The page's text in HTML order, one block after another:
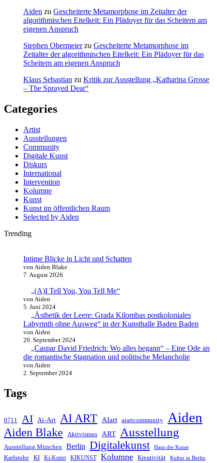
Aiden zu Gescheiterte Metamorphose im Zeitalter der
algorithmischen Eitelkeit: Ein Plädoyer für das Scheitern am
eigenen Anspruch
Stephen Obermeierzu Gescheiterte Metamorphose im
Zeitalter der algorithmischen Eitelkeit: Ein Plädoyer für das
Scheitern am eigenen Anspruch
Klaus Sebastian zu Kritik zur Ausstellung „Katharina Grosse
– The Sprayed Dear“
Categories
Artist
Ausstellungen
Community
Digitale Kunst
Diskurs
International
Intervention
Kolumne
Kunst
Kunst im öffentlichen Raum
Selected by Aiden
Trending
Intime Blicke in Licht und Schatten
von Aiden Blake
7. August 2026
„(A)I Tell You, You Tell Me“
von Aiden
5. Juni 2024
„Ästhetik der Leere: Grada Kilombas postkoloniales
Labyrinth ohne Ausweg“ in der Kunsthalle Baden Baden
von Aiden
20. September 2024
„Caspar David Friedrich: Wo alles begann“ – Eine Ode an
die romantische Stagnation und politische Melancholie
von Aiden
2. September 2024
Tags
0711 AI Ai-Art AI ART AIart aiartcommunity Aiden
Aiden Blake Aktivismus ART Ausstellung
Ausstellung München Berlin Digitalekunst Haus der Kunst
Karlsruhe KI Ki-Kunst KIKUNST Kolumne Kreativität Kultur in Berlin